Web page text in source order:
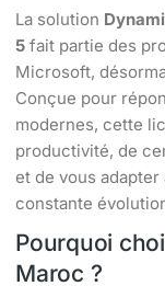
La solution
5 fait partie des
Microsoft,
Conçue pour
modernes, cette
productivité, de
et de vous
constante
Pourquoi
Maroc ?